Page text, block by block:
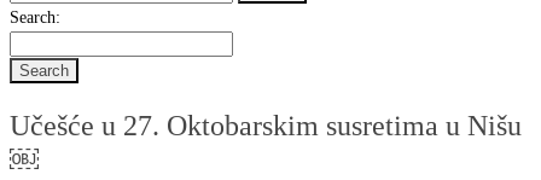
for:
Search
Search:
Učešće u 27. Oktobarskim susretima u Nišu
￼